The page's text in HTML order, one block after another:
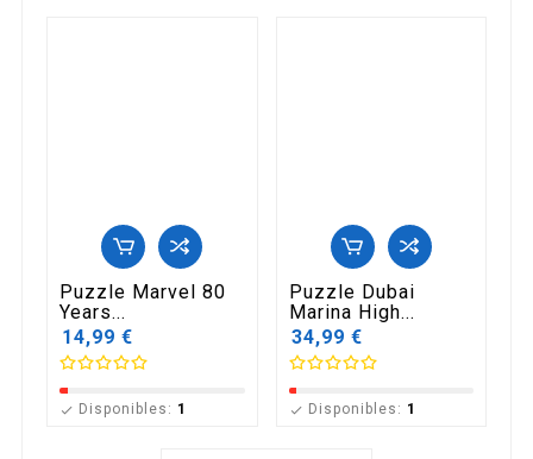
Puzzle Marvel 80
Years...
14,99 €
 Disponibles: 1
Puzzle Dubai
Marina High...
34,99 €
 Disponibles: 1